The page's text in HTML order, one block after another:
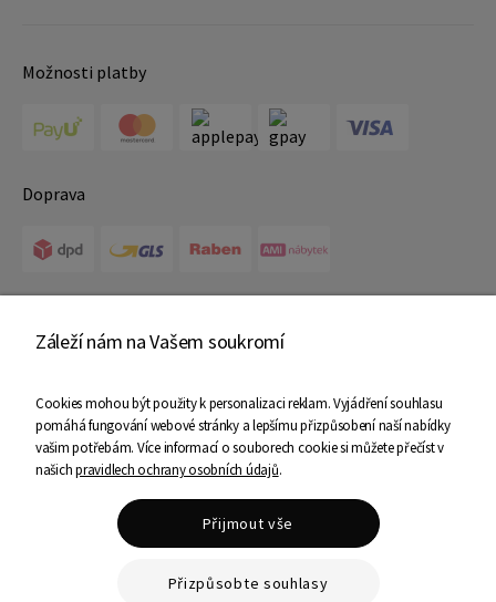
Možnosti platby
Doprava
Copyright © 2025 Ami Nábytek - Všechna práva vyhrazena
Shoper Premium
Záleží nám na Vašem soukromí
Cookies mohou být použity k personalizaci reklam. Vyjádření souhlasu
pomáhá fungování webové stránky a lepšímu přizpůsobení naší nabídky
vašim potřebám. Více informací o souborech cookie si můžete přečíst v
našichpravidlech ochrany osobních údajů.
Přizpůsobte souhlasy
Přijmout vše